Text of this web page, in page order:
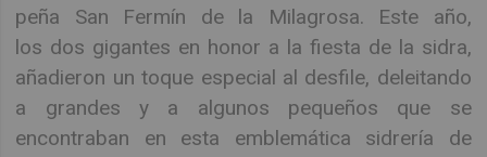
peña San Fermín de la Milagrosa. Este año,
los dos gigantes en honor a la fiesta de la sidra,
añadieron un toque especial al desfile, deleitando
a grandes y a algunos pequeños que se
encontraban en esta emblemática sidrería de